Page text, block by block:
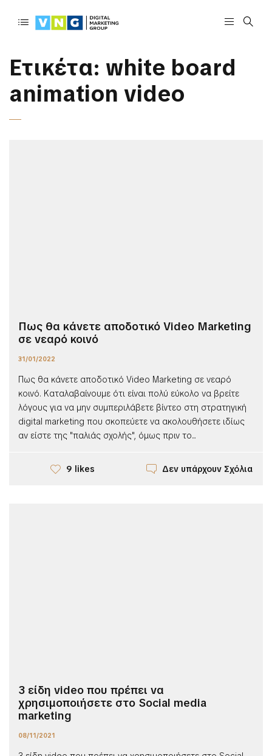
Ετικέτα: white board
animation video
Πως θα κάνετε αποδοτικό Video Marketing
σε νεαρό κοινό
31/01/2022
Πως θα κάνετε αποδοτικό Video Marketing σε νεαρό
κοινό. Καταλαβαίνουμε ότι είναι πολύ εύκολο να βρείτε
λόγους για να μην συμπεριλάβετε βίντεο στη στρατηγική
digital marketing που σκοπεύετε να ακολουθήσετε ιδίως
αν είστε της "παλιάς σχολής", όμως πριν το...
9 likes Δεν υπάρχουν Σχόλια
3 είδη video που πρέπει να
χρησιμοποιήσετε στο Social media
marketing
08/11/2021